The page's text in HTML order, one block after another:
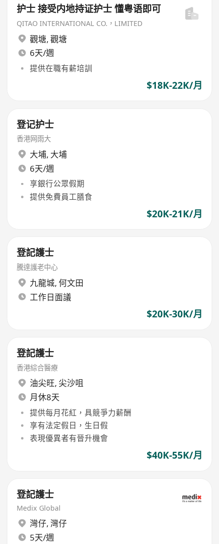
护士 接受内地持证护士 懂粤语即可
QITAO INTERNATIONAL CO.，LIMITED
觀塘, 觀塘
6天/週
提供在職有薪培訓
$18K-22K/月
登记护士
香港网雨大
大埔, 大埔
6天/週
享銀行公眾假期
提供免費員工膳食
$20K-21K/月
登記護士
騰達護老中心
九龍城, 何文田
工作日面議
$20K-30K/月
登記護士
香港綜合醫療
油尖旺, 尖沙咀
月休8天
提供每月花紅，具競爭力薪酬
享有法定假日，生日假
表現優異者有晉升機會
$40K-55K/月
登記護士
Medix Global
灣仔, 灣仔
5天/週